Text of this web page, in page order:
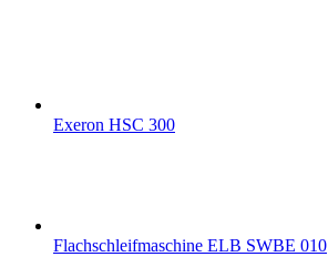
Exeron HSC 300
Flachschleifmaschine ELB SWBE 010